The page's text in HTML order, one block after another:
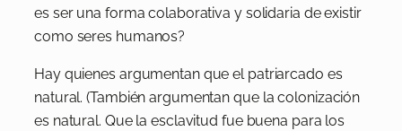
es ser una forma colaborativa y solidaria de existir
como seres humanos?
Hay quienes argumentan que el patriarcado es
natural. (También argumentan que la colonización
es natural. Que la esclavitud fue buena para los